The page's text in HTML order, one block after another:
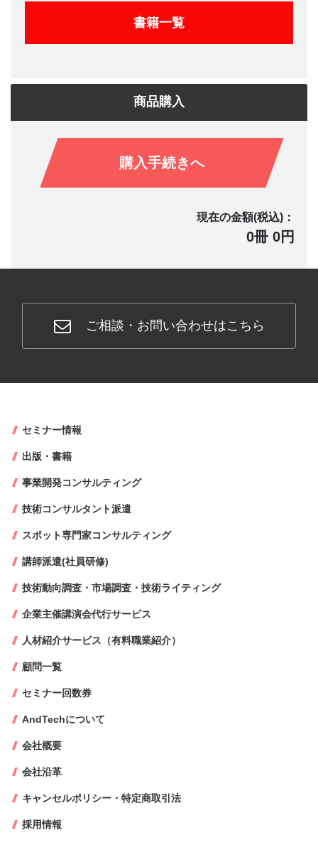
書籍一覧
商品購入
購入手続きへ
現在の金額(税込)：
0冊 0円
ご相談・お問い合わせはこちら
セミナー情報
出版・書籍
事業開発コンサルティング
技術コンサルタント派遣
スポット専門家コンサルティング
講師派遣(社員研修)
技術動向調査・市場調査・技術ライティング
企業主催講演会代行サービス
人材紹介サービス（有料職業紹介）
顧問一覧
セミナー回数券
AndTechについて
会社概要
会社沿革
キャンセルポリシー・特定商取引法
採用情報